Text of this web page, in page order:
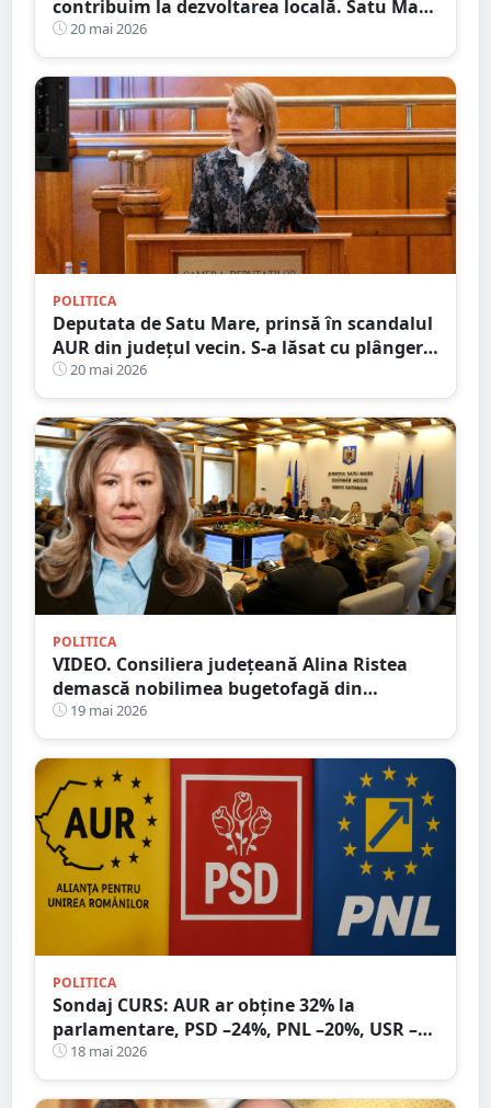
contribuim la dezvoltarea locală. Satu Mare
merită mai mult&quot;
20 mai 2026
POLITICA
Deputata de Satu Mare, prinsă în scandalul
AUR din județul vecin. S-a lăsat cu plângere
la Parchet
20 mai 2026
POLITICA
VIDEO. Consiliera județeană Alina Ristea
demască nobilimea bugetofagă din
instituțiile publice din Satu Mare
19 mai 2026
POLITICA
Sondaj CURS: AUR ar obține 32% la
parlamentare, PSD –24%, PNL –20%, USR –
10%. Călin Georgescu are 32% încredere
multă și foarte multă
18 mai 2026